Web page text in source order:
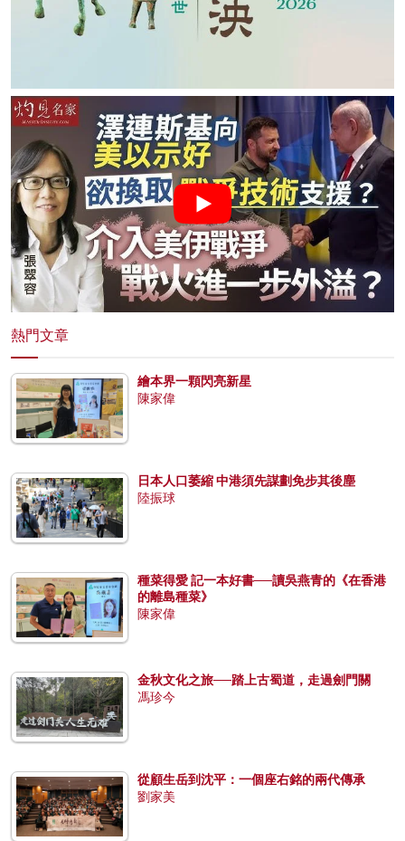
熱門文章
繪本界一顆閃亮新星
陳家偉
日本人口萎縮 中港須先謀劃免步其後塵
陸振球
種菜得愛 記一本好書──讀吳燕青的《在香港
的離島種菜》
陳家偉
金秋文化之旅──踏上古蜀道，走過劍門關
馮珍今
從顧生岳到沈平：一個座右銘的兩代傳承
劉家美